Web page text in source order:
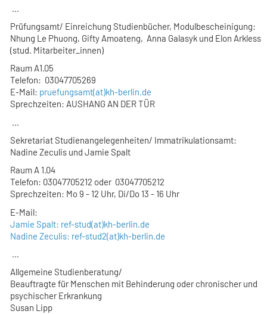
...
Prüfungsamt/ Einreichung Studienbücher, Modulbescheinigung:
Nhung Le Phuong, Gifty Amoateng, Anna Galasyk und Elon Arkless
(stud. Mitarbeiter_innen)
Raum A1.05
Telefon: 03047705269
E-Mail: pruefungsamt(at)kh-berlin.de
Sprechzeiten: AUSHANG AN DER TÜR
...
Sekretariat Studienangelegenheiten/ Immatrikulationsamt:
Nadine Zeculis und Jamie Spalt
Raum A 1.04
Telefon: 03047705212 oder 03047705212
Sprechzeiten: Mo 9 - 12 Uhr, Di/Do 13 - 16 Uhr
E-Mail:
Jamie Spalt: ref-stud(at)kh-berlin.de
Nadine Zeculis: ref-stud2(at)kh-berlin.de
...
Allgemeine Studienberatung/
Beauftragte für Menschen mit Behinderung oder chronischer und
psychischer Erkrankung
Susan Lipp